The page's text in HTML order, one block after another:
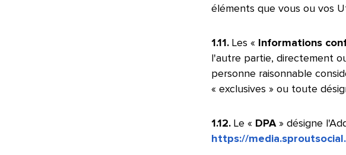
éléments que vous ou vos
1.11. Les « Informations
l'autre partie, directement
personne raisonnable
« exclusives » ou toute
1.12. Le « DPA» désigne
https://